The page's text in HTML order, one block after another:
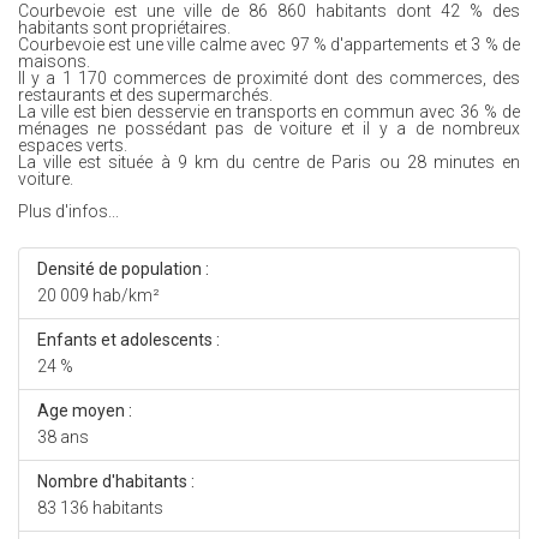
Courbevoie est une ville de 86 860 habitants dont 42 % des
habitants sont propriétaires.
Courbevoie est une ville calme avec 97 % d'appartements et 3 % de
maisons.
Il y a 1 170 commerces de proximité dont des commerces, des
restaurants et des supermarchés.
La ville est bien desservie en transports en commun avec 36 % de
ménages ne possédant pas de voiture et il y a de nombreux
espaces verts.
La ville est située à 9 km du centre de Paris ou 28 minutes en
voiture.
Plus d'infos...
Densité de population :
20 009 hab/km²
Enfants et adolescents :
24 %
Age moyen :
38 ans
Nombre d'habitants :
83 136 habitants